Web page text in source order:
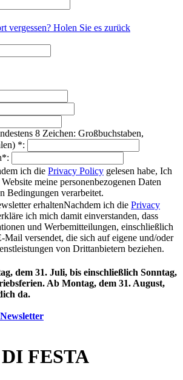
vergessen? Holen Sie es zurück
8 Zeichen: Großbuchstaben,
*:
*:
ich die Privacy Policy gelesen habe, Ich
meine personenbezogenen Daten
Bedingungen verarbeitet.
erhaltenNachdem ich die Privacy
ich mich damit einverstanden, dass
und Werbemitteilungen, einschließlich
Mail versendet, die sich auf eigene und/oder
von Drittanbietern beziehen.
dem 31. Juli, bis einschließlich Sonntag,
Ab Montag, dem 31. August,
da.
FESTA